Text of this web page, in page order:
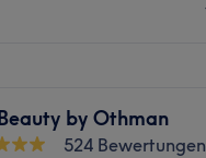
by Othman
524 Bewertungen